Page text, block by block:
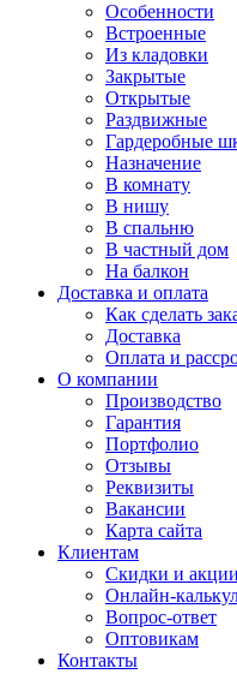
Особенности
Встроенные
Из кладовки
Закрытые
Открытые
Раздвижные
Гардеробные
Назначение
В комнату
В нишу
В спальню
В частный дом
На балкон
Доставка и оплата
Как сделать
Доставка
Оплата и
О компании
Производство
Гарантия
Портфолио
Отзывы
Реквизиты
Вакансии
Карта сайта
Клиентам
Скидки и акции
Онлайн-
Вопрос-ответ
Оптовикам
Контакты